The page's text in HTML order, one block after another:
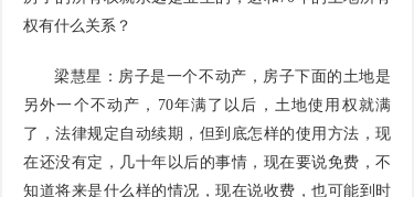
权有什么关系？
梁慧星：房子是一个不动产，房子下面的土地是
另外一个不动产，70年满了以后，土地使用权就满
了，法律规定自动续期，但到底怎样的使用方法，现
在还没有定，几十年以后的事情，现在要说免费，不
知道将来是什么样的情况，现在说收费，也可能到时